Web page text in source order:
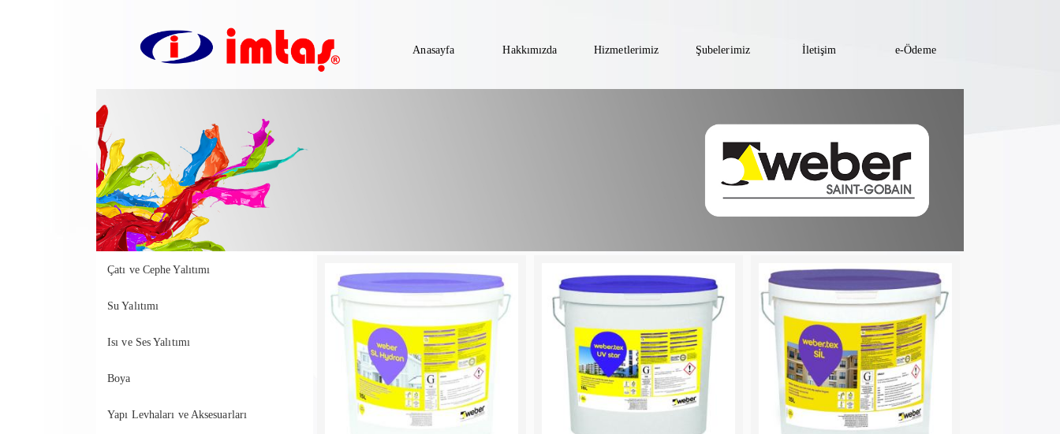
Anasayfa Hakkımızda Hizmetlerimiz Şubelerimiz İletişim e-Ödeme
Çatı ve Cephe Yalıtımı
Su Yalıtımı
Isı ve Ses Yalıtımı
Boya
Yapı Levhaları ve Aksesuarları